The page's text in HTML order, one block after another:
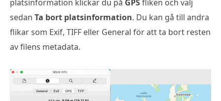
platsinformation klickar du på GPSfliken och välj
sedan Ta bort platsinformation. Du kan gå till andra
flikar som Exif, TIFF eller General för att ta bort resten
av filens metadata.